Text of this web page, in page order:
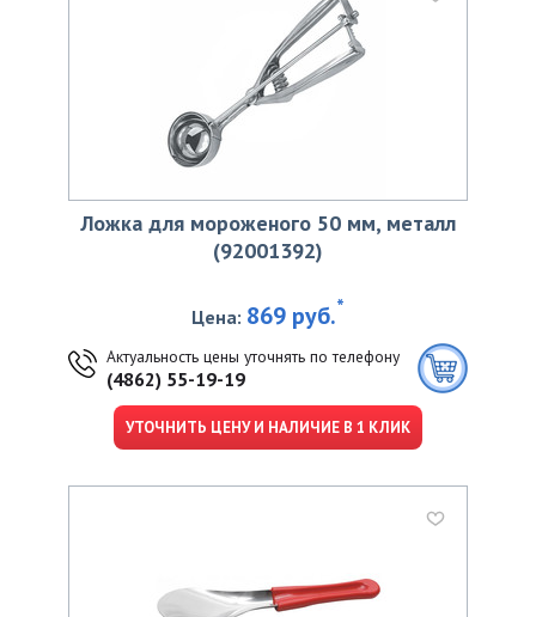
Ложка для мороженого 50 мм, металл
(92001392)
Цена: 869 руб.*
Актуальность цены уточнять по телефону
(4862) 55-19-19
УТОЧНИТЬ ЦЕНУ И НАЛИЧИЕ В 1 КЛИК